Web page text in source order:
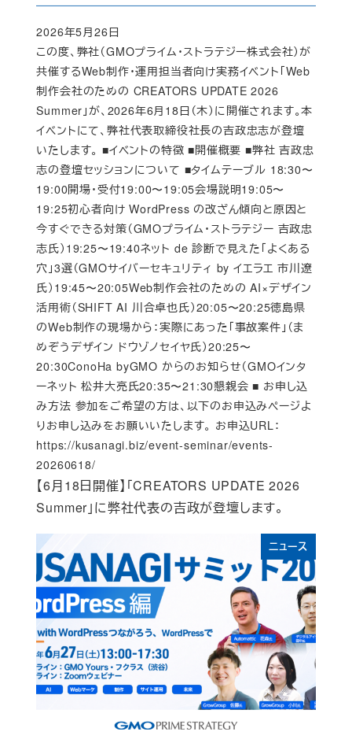
【6月18日開催】「CREATORS UPDATE 2026
Summer」に弊社代表の吉政が登壇します。
この度、弊社（GMOプライム・ストラテジー株式会社）が
共催するWeb制作・運用担当者向け実務イベント「Web
制作会社のための CREATORS UPDATE 2026
Summer」が、2026年6月18日（木）に開催されます。本
イベントにて、弊社代表取締役社長の吉政忠志が登壇
いたします。 ■イベントの特徴 ■開催概要 ■弊社 吉政忠
志の登壇セッションについて ■タイムテーブル 18:30〜
19:00開場・受付19:00〜19:05会場説明19:05〜
19:25初心者向け WordPress の改ざん傾向と原因と
今すぐできる対策（GMOプライム・ストラテジー 吉政忠
志氏）19:25〜19:40ネット de 診断で見えた「よくある
穴」3選（GMOサイバーセキュリティ by イエラエ 市川遼
氏）19:45〜20:05Web制作会社のための AI×デザイン
活用術（SHIFT AI 川合卓也氏）20:05〜20:25徳島県
のWeb制作の現場から：実際にあった「事故案件」（ま
めぞうデザイン ドウゾノセイヤ氏）20:25〜
20:30ConoHa byGMO からのお知らせ（GMOインタ
ーネット 松井大亮氏20:35〜21:30懇親会 ■ お申し込
み方法 参加をご希望の方は、以下のお申込みページよ
りお申し込みをお願いいたします。 お申込URL：
https://kusanagi.biz/event-seminar/events-
20260618/
Published
2026年5月26日
ニュース